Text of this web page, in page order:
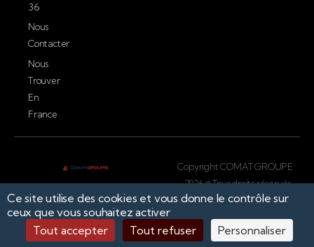
36
Nous
Contacter
Nous
Trouver
En
France
Copyright COMAT GROUPE
2026 © Tous droits réservés.
Conception par
Ce site utilise des cookies et vous donne le contrôle sur
ceux que vous souhaitez activer
Tout accepter
Tout refuser Personnaliser